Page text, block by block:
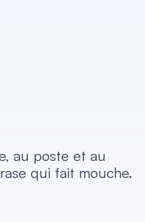
au poste et au
qui fait mouche.